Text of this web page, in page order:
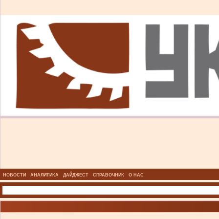
НОВОСТИ АНАЛИТИКА ДАЙДЖЕСТ СПРАВОЧНИК О НАС